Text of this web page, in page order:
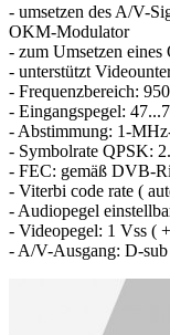
- umsetzen des A/V-
OKM-Modulator
- zum Umsetzen
- unterstützt
- Frequenzbereich:
- Eingangspegel:
- Abstimmung: 1-
- Symbolrate QPSK:
- FEC: gemäß DVB-
- Viterbi code rate (
- Audiopegel
- Videopegel: 1 Vss (
- A/V-Ausgang: D-sub